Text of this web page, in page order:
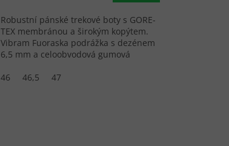
Robustní pánské trekové boty s GORE-
TEX membránou a širokým kopýtem.
Vibram Fuoraska podrážka s dezénem
6,5 mm a celoobvodová gumová
46
46,5 47